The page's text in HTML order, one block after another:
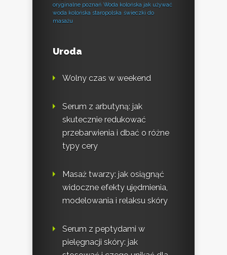
oryginalne poznań Woda kolońska jak używać
woda kolońska staropolska świeczki do
masażu
Uroda
Wolny czas w weekend
Serum z arbutyną: jak
skutecznie redukować
przebarwienia i dbać o różne
typy cery
Masaż twarzy: jak osiągnąć
widoczne efekty ujędrnienia,
modelowania i relaksu skóry
Serum z peptydami w
pielęgnacji skóry: jak